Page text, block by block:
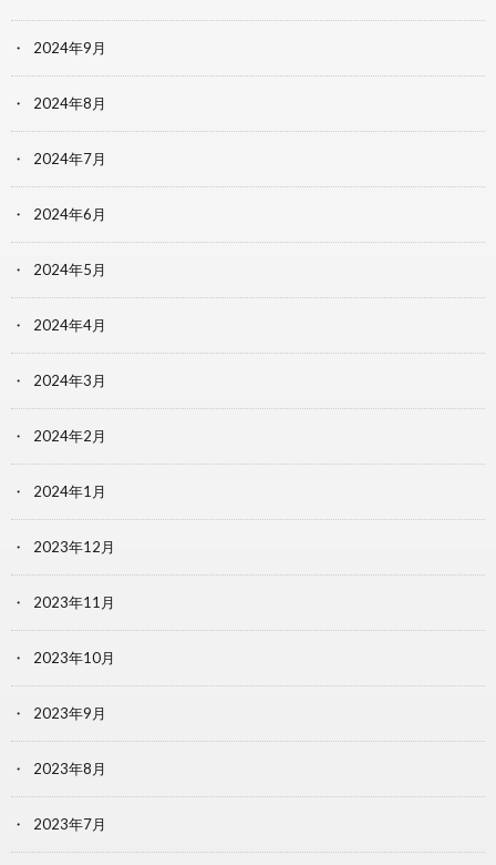
2024年9月
2024年8月
2024年7月
2024年6月
2024年5月
2024年4月
2024年3月
2024年2月
2024年1月
2023年12月
2023年11月
2023年10月
2023年9月
2023年8月
2023年7月